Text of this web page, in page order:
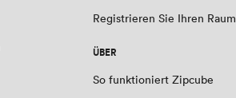
Registrieren Sie Ihren Raum
ÜBER
So funktioniert Zipcube